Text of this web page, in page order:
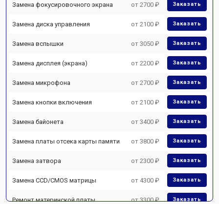
Замена фокусировочного экрана от 2700 ₽ Заказать
Замена диска управления от 2100 ₽ Заказать
Замена вспышки от 3050 ₽ Заказать
Замена дисплея (экрана) от 2200 ₽ Заказать
Замена микрофона от 2700 ₽ Заказать
Замена кнопки включения от 2100 ₽ Заказать
Замена байонета от 3400 ₽ Заказать
Замена платы отсека карты памяти от 3800 ₽ Заказать
Замена затвора от 2300 ₽ Заказать
Замена CCD/CMOS матрицы от 4300 ₽ Заказать
Ремонт материнской платы от 3300 ₽ Заказать